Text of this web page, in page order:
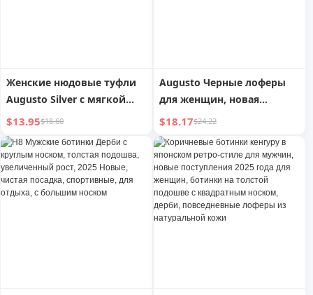
Женские нюдовые туфли
Augusto Silver с мягкой
подошвой, французский
стиль
$13.95$18.60
Augusto Черные лоферы
для женщин, новая
коллекция 2025, весна и
осень, модные, в
британском стиле, для
школьной формы JK,
кожаные туфли на
платформе
$18.17$24.22